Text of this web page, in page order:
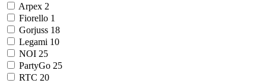
Arpex 2
Fiorello 1
Gorjuss 18
Legami 10
NOI 25
PartyGo 25
RTC 20